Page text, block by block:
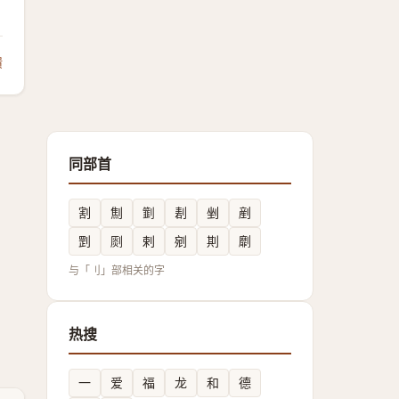
同部首
割 劁 㔐 剨 剉
剷
㓻
㓹 剌 剜 剘 劘
与「刂」部相关的字
热搜
一 爱 福 龙 和 德